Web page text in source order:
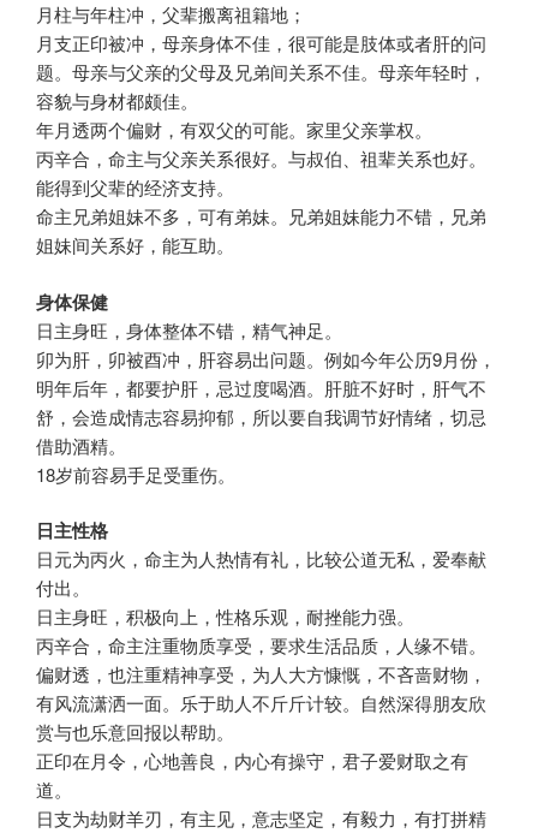
月柱与年柱冲，父辈搬离祖籍地；
月支正印被冲，母亲身体不佳，很可能是肢体或者肝的问
题。母亲与父亲的父母及兄弟间关系不佳。母亲年轻时，
容貌与身材都颇佳。
年月透两个偏财，有双父的可能。家里父亲掌权。
丙辛合，命主与父亲关系很好。与叔伯、祖辈关系也好。
能得到父辈的经济支持。
命主兄弟姐妹不多，可有弟妹。兄弟姐妹能力不错，兄弟
姐妹间关系好，能互助。
身体保健
日主身旺，身体整体不错，精气神足。
卯为肝，卯被酉冲，肝容易出问题。例如今年公历9月份，
明年后年，都要护肝，忌过度喝酒。肝脏不好时，肝气不
舒，会造成情志容易抑郁，所以要自我调节好情绪，切忌
借助酒精。
18岁前容易手足受重伤。
日主性格
日元为丙火，命主为人热情有礼，比较公道无私，爱奉献
付出。
日主身旺，积极向上，性格乐观，耐挫能力强。
丙辛合，命主注重物质享受，要求生活品质，人缘不错。
偏财透，也注重精神享受，为人大方慷慨，不吝啬财物，
有风流潇洒一面。乐于助人不斤斤计较。自然深得朋友欣
赏与也乐意回报以帮助。
正印在月令，心地善良，内心有操守，君子爱财取之有
道。
日支为劫财羊刃，有主见，意志坚定，有毅力，有打拼精